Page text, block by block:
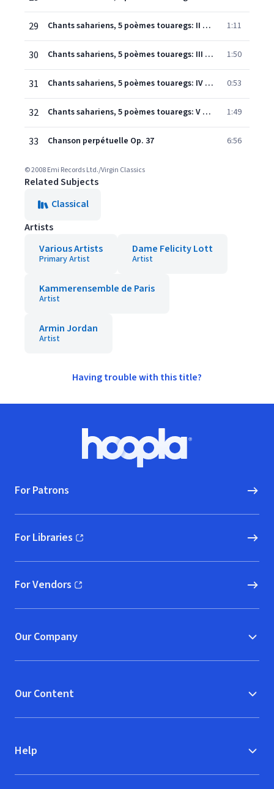
29 Chants sahariens, 5 poèmes touaregs: II La nuit passée 1:11
30 Chants sahariens, 5 poèmes touaregs: III Je regardais 1:50
31 Chants sahariens, 5 poèmes touaregs: IV J'adore humblement 0:53
32 Chants sahariens, 5 poèmes touaregs: V O mon cousin germain 1:49
33 Chanson perpétuelle Op. 37 6:56
© 2008 Emi Records Ltd./Virgin Classics
Related Subjects
Classical
Artists
Various Artists
Primary Artist
Dame Felicity Lott
Artist
Kammerensemble de Paris
Artist
Armin Jordan
Artist
Having trouble with this title?
Hoopla logo, Go to homepage
For Patrons
For Libraries
(opens in new window)
For Vendors
(opens in new window)
Our Company
Our Content
Help